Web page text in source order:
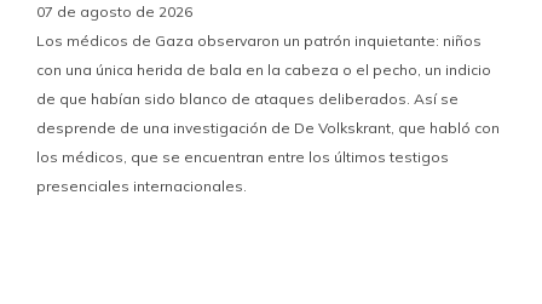
07 de agosto de 2026
Los médicos de Gaza observaron un patrón inquietante: niños
con una única herida de bala en la cabeza o el pecho, un indicio
de que habían sido blanco de ataques deliberados. Así se
desprende de una investigación de De Volkskrant, que habló con
los médicos, que se encuentran entre los últimos testigos
presenciales internacionales.